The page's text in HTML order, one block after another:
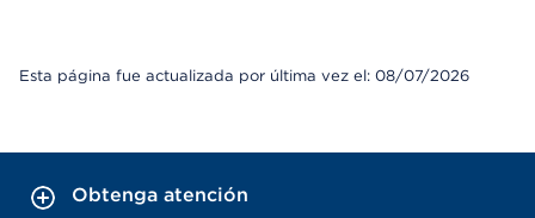
Esta página fue actualizada por última vez el: 08/07/2026
Obtenga atención